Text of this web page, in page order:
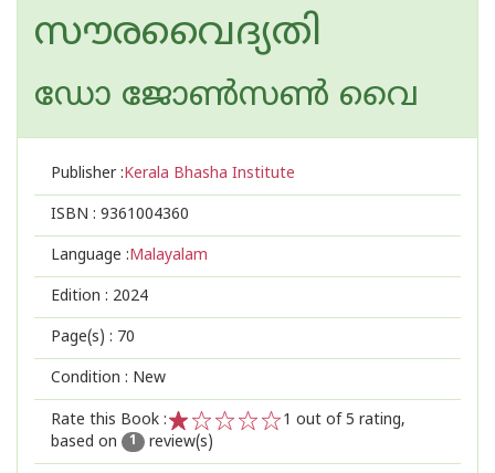
സൗരവൈദ്യതി
ഡോ ജോൺസൺ വൈ
Publisher :Kerala Bhasha Institute
ISBN : 9361004360
Language :Malayalam
Edition : 2024
Page(s) : 70
Condition : New
Rate this Book :
2
1
1 out of 5 rating,
based on
1 review(s)